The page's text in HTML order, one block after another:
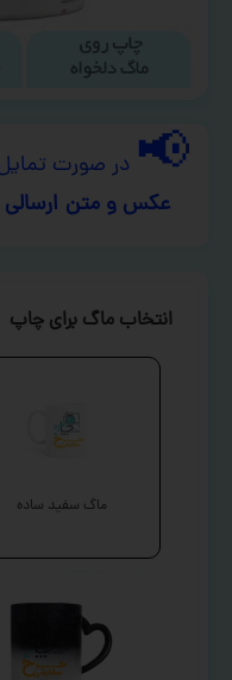
📢 در صورت
عکس و متن
انتخاب ماگ برای چاپ
ماگ سفید ساده